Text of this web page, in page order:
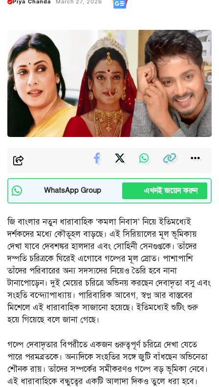
Piya Chanda March 27, 2026
WhatsApp Group এখনই জয়েন করুন
জি বাংলার নতুন ধারাবাহিক ‘কমলা নিবাস’ নিয়ে ইতিমধ্যেই
দর্শকদের মধ্যে কৌতূহল বাড়ছে। এই সিরিয়ালের মূল ভূমিকায়
দেখা যাবে দেবশঙ্কর হালদার এবং সোহিনী সেনগুপ্তকে। তাঁদের
দম্পতি চরিত্রকে ঘিরেই এগোবে গল্পের মূল স্রোত। পাশাপাশি
তাঁদের পরিবারের অন্য সদস্যদের নিয়েও তৈরি হবে নানা
টানাপোড়েন। দুই মেয়ের চরিত্রে অভিনয় করছেন দেবাদৃতা বসু এবং
সংহতি বন্দ্যোপাধ্যায়। পারিবারিক আবেগ, স্বপ্ন আর বাস্তবের
মিশেলে এই ধারাবাহিক সাজানো হয়েছে। ইতিমধ্যেই শুটিং শুরু
হয়ে গিয়েছে বলে জানা গেছে।
গল্পে দেবাদৃতার বিপরীতে একজন গুরুত্বপূর্ণ চরিত্রে দেখা যেতে
পারে পরমব্রতকে। অন্যদিকে সংহতির সঙ্গে জুটি বাঁধছেন অভিনেতা
শৌনক রায়। তাঁদের সম্পর্কের সমীকরণও গল্পে বড় ভূমিকা নেবে।
এই ধারাবাহিকে বন্ধুত্বের একটি আলাদা দিকও তুলে ধরা হবে।